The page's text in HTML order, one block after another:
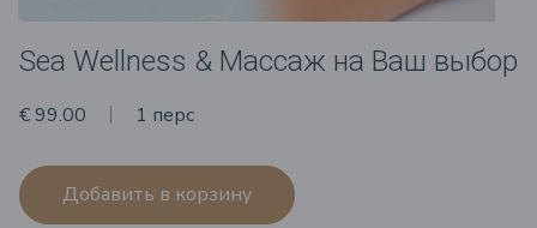
Sea Wellness & Массаж на Ваш выбор
€ 99.00 1 перс
Добавить в корзину